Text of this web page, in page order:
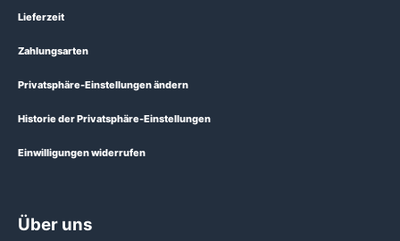
Lieferzeit
Zahlungsarten
Privatsphäre-Einstellungen ändern
Historie der Privatsphäre-Einstellungen
Einwilligungen widerrufen
Über uns